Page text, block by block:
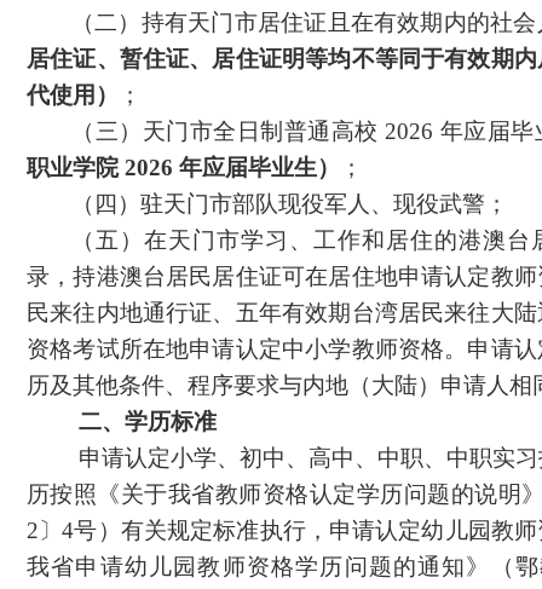
（二）持有天门市居住证且在有效期内的社
居住证、暂住证、居住证明等均不等同于有效期
代使用）
；
（三）天门市全日制普通高校 2026 年应届毕
职业学院 2026 年应届毕业生）
；
（四）驻天门市部队现役军人、现役武警；
（五）在天门市学习、工作和居住的港澳台
录，持港澳台居民居住证可在居住地申请认定教
民来往内地通行证、五年有效期台湾居民来往大
资格考试所在地申请认定中小学教师资格。申请
历及其他条件、程序要求与内地（大陆）申请人相
二、学历标准
申请认定小学、初中、高中、中职、中职实
历按照《关于我省教师资格认定学历问题的说明
2〕4号）有关规定标准执行，申请认定幼儿园教
我省申请幼儿园教师资格学历问题的通知》（